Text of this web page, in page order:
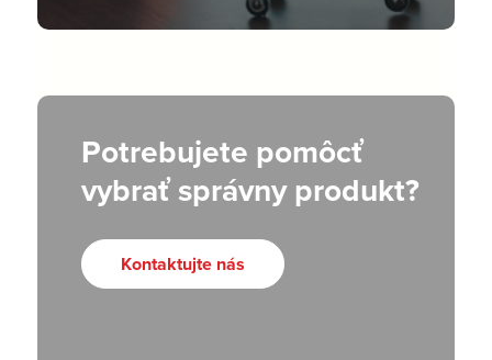
Potrebujete pomôcť
vybrať správny produkt?
Kontaktujte nás